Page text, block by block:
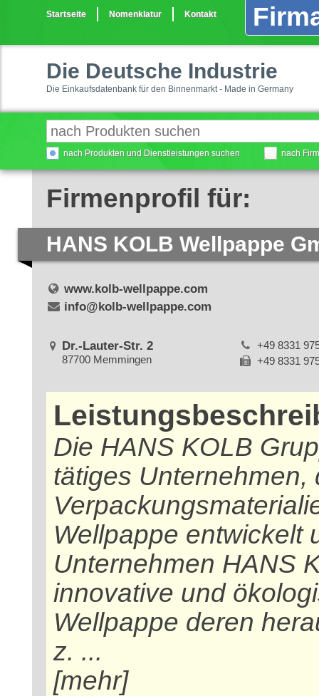
Startseite Nomenklatur Kontakt
Die Deutsche Industrie
Die Einkaufsdatenbank für den Binnenmarkt - Made in Germany
nach Produkten und Dienstleistungen suchen nach
Firmenprofil für:
HANS KOLB Wellpappe
www.kolb-wellpappe.com
info@kolb-wellpappe.com
Dr.-Lauter-Str. 2
87700 Memmingen
+49 8331
+49 8331
Die HANS KOLB
tätiges
Wellpappe entwickelt
Unternehmen HANS
innovative und
Wellpappe deren
z. ...
[mehr]